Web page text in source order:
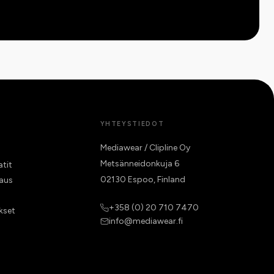
YHTEYSTIEDOT
Mediawear / Clipline Oy
Metsänneidonkuja 6
02130 Espoo, Finland
+358 (0) 20 710 7470
info@mediawear.fi